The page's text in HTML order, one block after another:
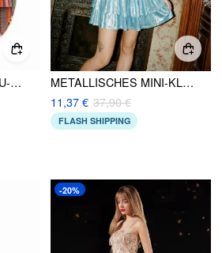
GESTREIFTE PLATEAU-KEILABSATZ-SANDALEN
METALLISCHES MINI-KLEID MIT QUADRATISCHEM HALSRAND UND RÜSCHEN
11,37 € 37,90 €
FLASH SHIPPING
-20%